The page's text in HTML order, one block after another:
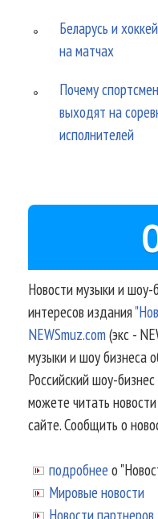
Беларусь и
на матчах
Почему
выходят на
исполнителей
Новости музыки и шоу-
интересов издания
NEWSmuz.com(экс -
музыки и шоу бизнеса
Российский шоу-
можете читать
сайте. Сообщить о
подробнее о
Мировые новости
Новости партнеров